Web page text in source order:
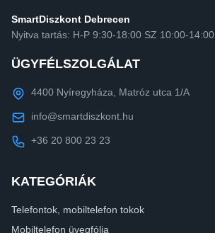
SmartDiszkont Debrecen
Nyitva tartás: H-P 9:30-18:00 SZ 10:00-14:00
ÜGYFÉLSZOLGÁLAT
4400 Nyíregyháza, Matróz utca 1/A
info@smartdiszkont.hu
+36 20 800 23 23
KATEGÓRIÁK
Telefontok, mobiltelefon tokok
Mobiltelefon üvegfólia